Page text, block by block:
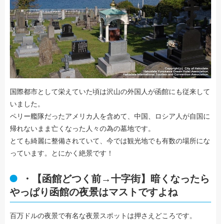
国際都市として栄えていた頃は沢山の外国人が函館にも従来して
いました。
ペリー艦隊だったアメリカ人を含めて、中国、ロシア人が自国に
帰れないまま亡くなった人々の為の墓地です。
とても綺麗に整備されていて、今では観光地でも有数の場所にな
っています。とにかく絶景です！
・【函館どつく前→十字街】暗くなったら
やっぱり函館の夜景はマストですよね
百万ドルの夜景で有名な夜景スポットは押さえどころです。